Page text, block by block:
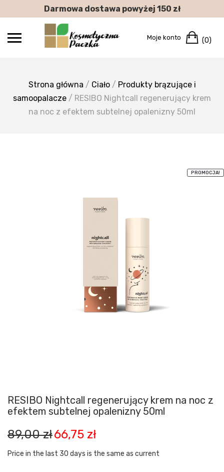
to
Darmowa dostawa powyżej 150 zł
Moje konto (0)
Strona główna / Ciało/ Produkty brązujące i
samoopalacze / RESIBO Nightcall regenerujący krem
na noc z efektem subtelnej opalenizny 50ml
PROMOCJA!
RESIBO Nightcall regenerujący krem na noc z
efektem subtelnej opalenizny 50ml
89,00zł Pierwotna
cena
wynosiła:
66,75 zł
wynosi:
Price in the last 30 days is the same as current